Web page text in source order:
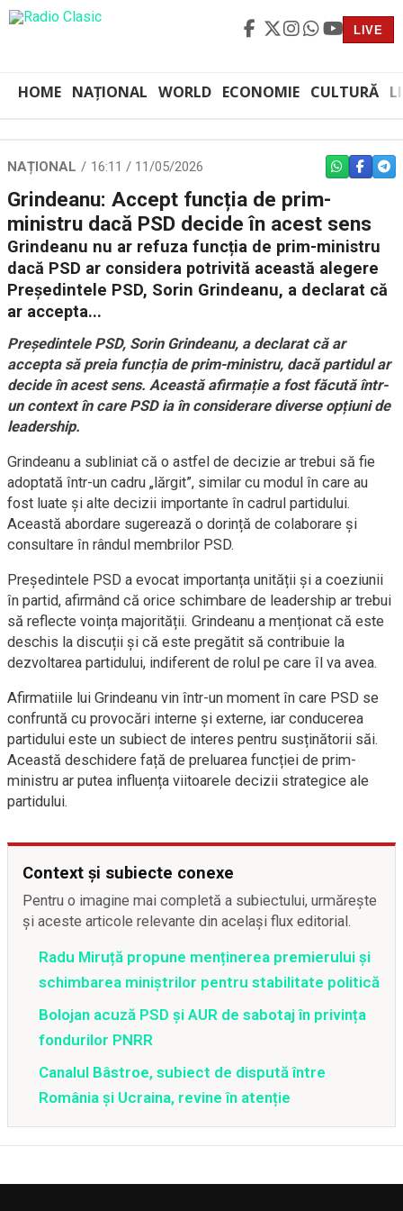
LIVE
HOME NAȚIONAL WORLD ECONOMIE CULTURĂ
NAȚIONAL 16:11 / 11/05/2026 WHATSAPP
Grindeanu: Accept funcția de prim-
ministru dacă PSD decide în acest sens
Grindeanu nu ar refuza funcția de prim-ministru
dacă PSD ar considera potrivită această alegere
Președintele PSD, Sorin Grindeanu, a declarat că
ar accepta...
Președintele PSD, Sorin Grindeanu, a declarat că ar
accepta să preia funcția de prim-ministru, dacă partidul ar
decide în acest sens. Această afirmație a fost făcută într-
un context în care PSD ia în considerare diverse opțiuni de
leadership.
Grindeanu a subliniat că o astfel de decizie ar trebui să fie
adoptată într-un cadru „lărgit”, similar cu modul în care au
fost luate și alte decizii importante în cadrul partidului.
Această abordare sugerează o dorință de colaborare și
consultare în rândul membrilor PSD.
Președintele PSD a evocat importanța unității și a coeziunii
în partid, afirmând că orice schimbare de leadership ar trebui
să reflecte voința majorității. Grindeanu a menționat că este
deschis la discuții și că este pregătit să contribuie la
dezvoltarea partidului, indiferent de rolul pe care îl va avea.
Afirmatiile lui Grindeanu vin într-un moment în care PSD se
confruntă cu provocări interne și externe, iar conducerea
partidului este un subiect de interes pentru susținătorii săi.
Această deschidere față de preluarea funcției de prim-
ministru ar putea influența viitoarele decizii strategice ale
partidului.
Context și subiecte conexe
Pentru o imagine mai completă a subiectului, urmărește
și aceste articole relevante din același flux editorial.
Radu Miruță propune menținerea premierului și
schimbarea miniștrilor pentru stabilitate politică
Bolojan acuză PSD și AUR de sabotaj în privința
fondurilor PNRR
Canalul Bâstroe, subiect de dispută între
România și Ucraina, revine în atenție